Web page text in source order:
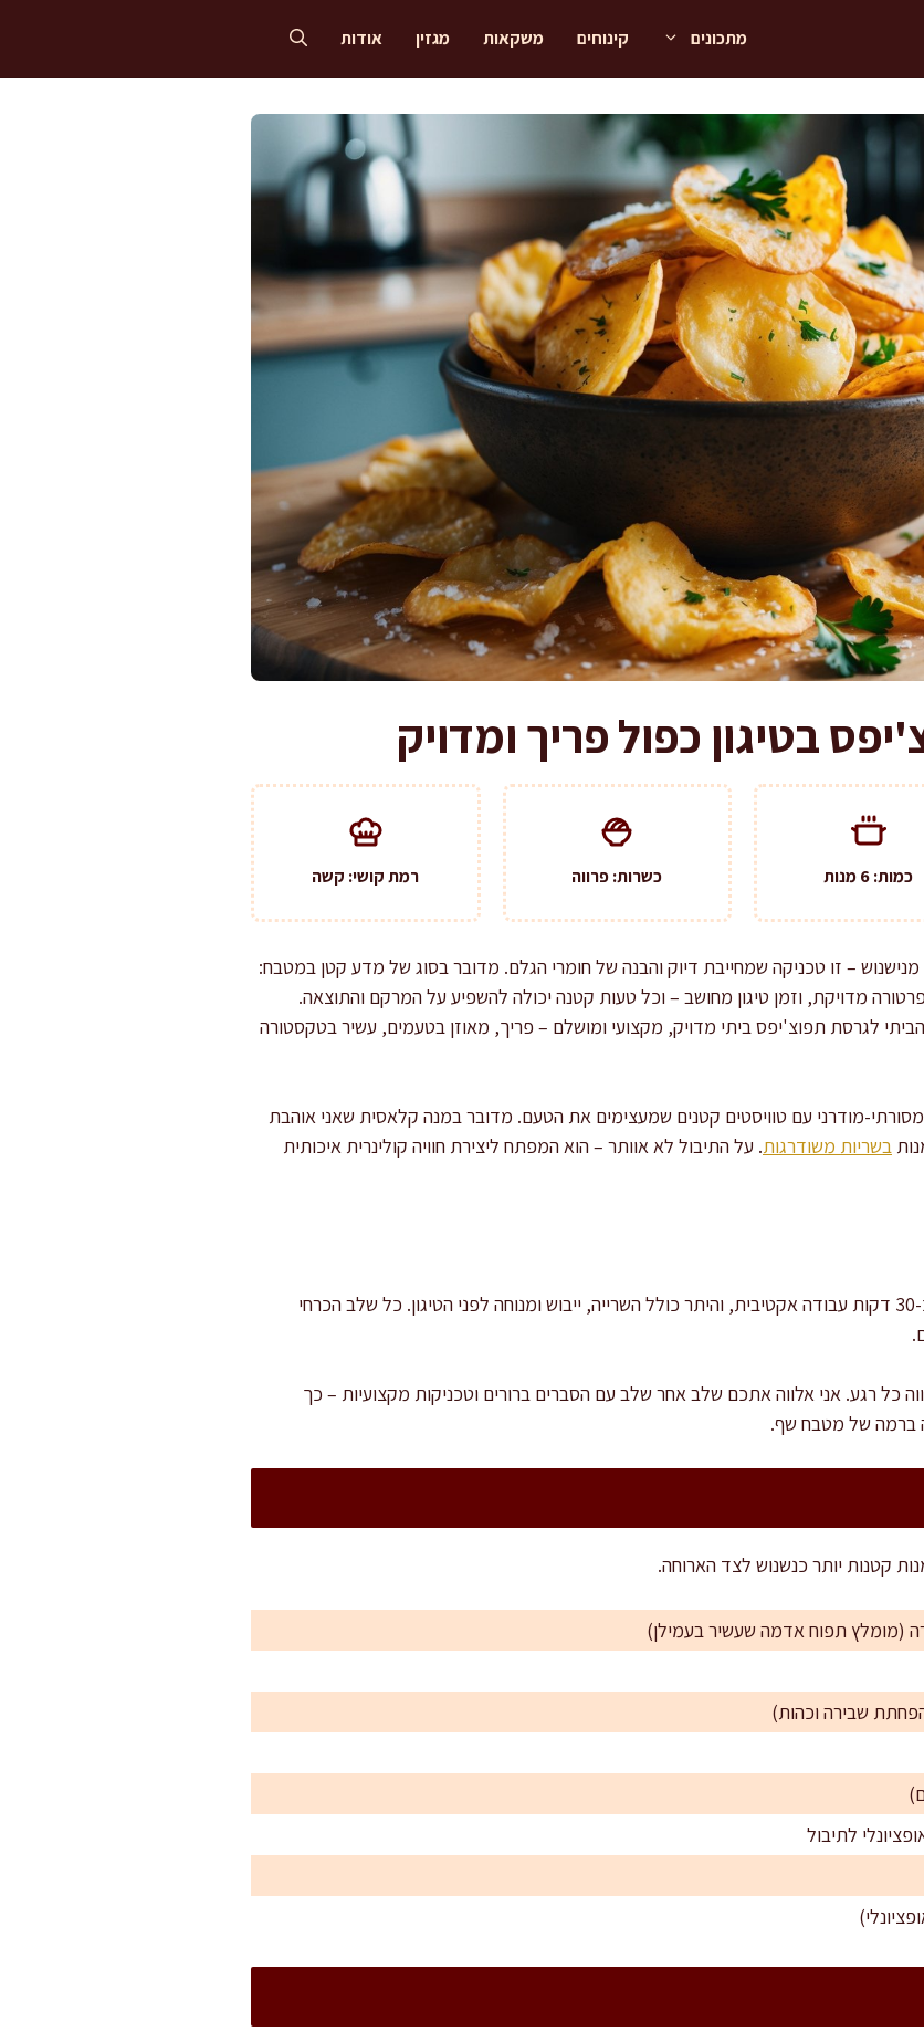
מתכונים קינוחים משקאות מגזין אודות
בטיגון כפול פריך ומדויק
כמות: 6 מנות כשרות: פרווה רמת קושי: קשה
– זו טכניקה שמחייבת דיוק והבנה של חומרי הגלם. מדובר בסוג של מדע קטן במטבח:
מדויקת, וזמן טיגון מחושב – וכל טעות קטנה יכולה להשפיע על המרקם והתוצאה.
לגרסת תפוצ'יפס ביתי מדויק, מקצועי ומושלם – פריך, מאוזן בטעמים, עשיר בטקסטורה
מודרני עם טוויסטים קטנים שמעצימים את הטעם. מדובר במנה קלאסית שאני אוהבת
בשריות משודרגות. על התיבול לא אוותר – הוא המפתח ליצירת חוויה קולינרית איכותית
זמן ההכנה הכולל הוא כשעה ורבע – מתוכו כ-30 דקות עבודה אקטיבית, והיתר כולל השרייה, ייבוש ומנוחה לפני הטיגון. כל שלב הכרחי
כל רגע. אני אלווה אתכם שלב אחר שלב עם הסברים ברורים וטכניקות מקצועיות – כך
ברמה של מטבח שף.